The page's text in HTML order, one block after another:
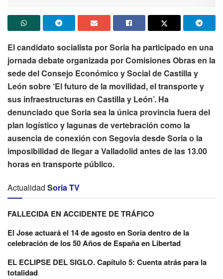
El candidato socialista por Soria ha participado en una
jornada debate organizada por Comisiones Obras en la
sede del Consejo Económico y Social de Castilla y
León sobre ‘El futuro de la movilidad, el transporte y
sus infraestructuras en Castilla y León’. Ha
denunciado que Soria sea la única provincia fuera del
plan logístico y lagunas de vertebración como la
ausencia de conexión con Segovia desde Soria o la
imposibilidad de llegar a Valladolid antes de las 13.00
horas en transporte público.
Actualidad Soria TV
FALLECIDA EN ACCIDENTE DE TRÁFICO
El Jose actuará el 14 de agosto en Soria dentro de la
celebración de los 50 Años de España en Libertad
EL ECLIPSE DEL SIGLO. Capítulo 5: Cuenta atrás para la
totalidad